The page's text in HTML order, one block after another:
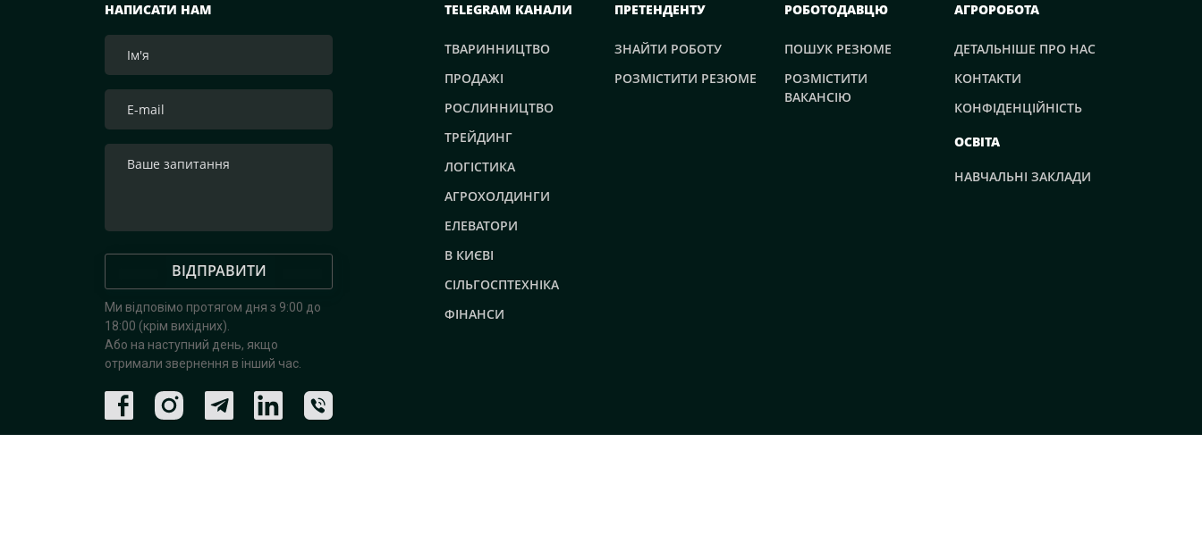
НАПИСАТИ НАМ
ВІДПРАВИТИ
Ми відповімо протягом дня з 9:00 до
18:00 (крім вихідних).
Або на наступний день, якщо
отримали звернення в інший час.
TELEGRAM КАНАЛИ
ТВАРИННИЦТВО
ПРОДАЖІ
РОСЛИННИЦТВО
ТРЕЙДИНГ
ЛОГІСТИКА
АГРОХОЛДИНГИ
ЕЛЕВАТОРИ
В КИЄВІ
СІЛЬГОСПТЕХНІКА
ФІНАНСИ
ПРЕТЕНДЕНТУ
ЗНАЙТИ РОБОТУ
РОЗМІСТИТИ РЕЗЮМЕ
РОБОТОДАВЦЮ
ПОШУК РЕЗЮМЕ
РОЗМІСТИТИ
ВАКАНСІЮ
АГРОРОБОТА
ДЕТАЛЬНІШЕ ПРО НАС
КОНТАКТИ
КОНФІДЕНЦІЙНІСТЬ
ОСВІТА
НАВЧАЛЬНІ ЗАКЛАДИ